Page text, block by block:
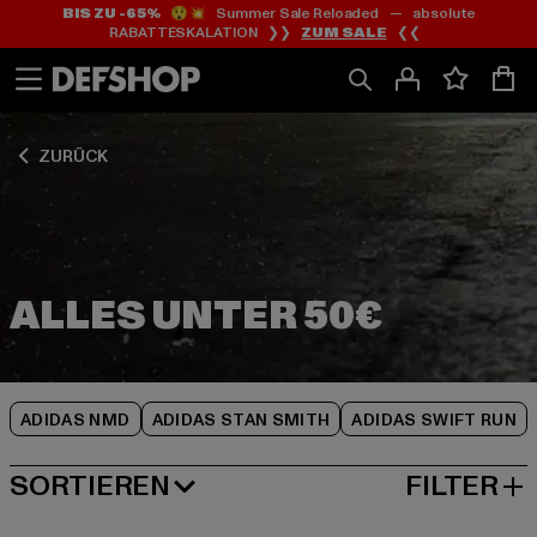
Zum
Inhalt
springen
Zum
Fußzeile
springen
BIS ZU -65%😲💥 Summer Sale Reloaded — absolute
RABATTESKALATION ❯❯ ZUM SALE ❮❮
ZURÜCK
ADIDAS NMD ADIDAS STAN SMITH ADIDAS SWIFT RUN
Zum
Produktraster
springen
SORTIEREN
BELIEBTESTE FILTER